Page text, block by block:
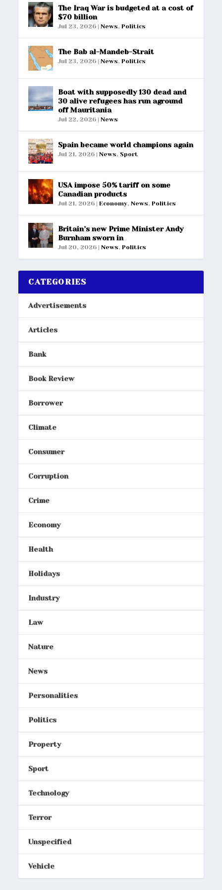
The Iraq War is budgeted at a cost of
$70 billion
Jul 23, 2026 |News,Politics
The Bab al-Mandeb-Strait
Jul 23, 2026 |News,Politics
Boat with supposedly 130 dead and
30 alive refugees has run aground
off Mauritania
Jul 22, 2026 |News
Spain became world champions again
Jul 21, 2026 |News, Sport
USA impose 50% tariff on some
Canadian products
Jul 21, 2026 |Economy,News,Politics
Britain’s new Prime Minister Andy
Burnham sworn in
Jul 20, 2026 |News,Politics
CATEGORIES
Advertisements
Articles
Bank
Book Review
Borrower
Climate
Consumer
Corruption
Crime
Economy
Health
Holidays
Industry
Law
Nature
News
Personalities
Politics
Property
Sport
Technology
Terror
Unspecified
Vehicle